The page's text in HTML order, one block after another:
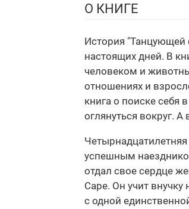
О КНИГЕ
История "Танцующей
настоящих дней. В
человеком и
отношениях и
книга о поиске себя
оглянуться вокруг.
успешным
отдал свое сердце
Саре. Он учит
с одной